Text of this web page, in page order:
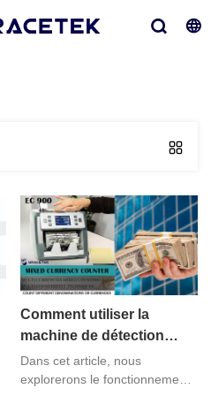
Comment utiliser la
machine de détection
d'argent ?
Dans cet article, nous
explorerons le fonctionnement